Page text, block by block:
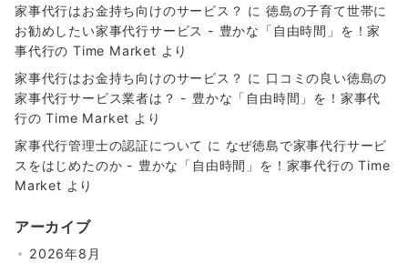
家事代行はお金持ち向けのサービス？ に徳島の子育て世帯に
お勧めしたい家事代行サービス - 豊かな「自由時間」を！家
事代行の Time Market より
家事代行はお金持ち向けのサービス？ に 口コミの良い徳島の
家事代行サービス業者は？ - 豊かな「自由時間」を！家事代
行の Time Market より
家事代行管理士の認証について に なぜ徳島で家事代行サービ
スをはじめたのか - 豊かな「自由時間」を！家事代行の Time
Market より
アーカイブ
2026年8月